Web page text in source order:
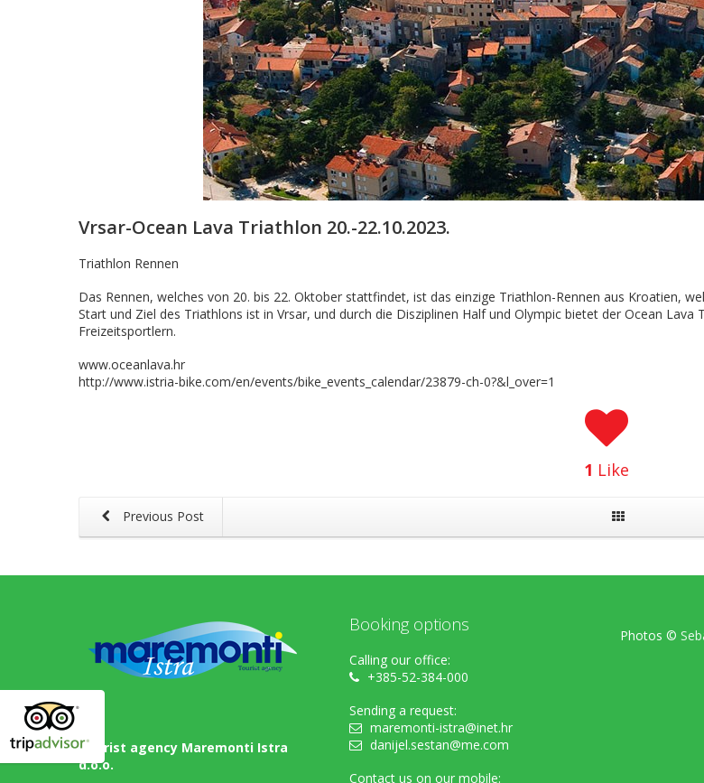
Vrsar-Ocean Lava Triathlon 20.-22.10.2023.
Triathlon Rennen
Das Rennen, welches von 20. bis 22. Oktober stattfindet, ist das einzige Triathlon-Rennen aus Kroatien,
Start und Ziel des Triathlons ist in Vrsar, und durch die Disziplinen Half und Olympic bietet der Ocean
Freizeitsportlern.
www.oceanlava.hr
http://www.istria-bike.com/en/events/bike_events_calendar/23879-ch-0?&l_over=1
1 Like
Previous Post
Tourist agency Maremonti Istra
d.o.o.
Booking options
Calling our office:
+385-52-384-000
Sending a request:
maremonti-istra@inet.hr
danijel.sestan@me.com
Contact us on our mobile:
Photos ©